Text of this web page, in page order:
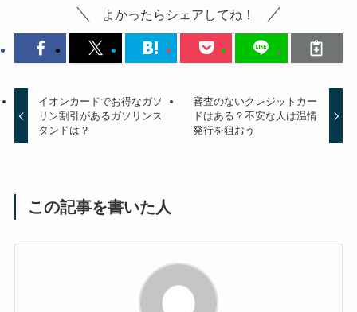
よかったらシェアしてね！
イオンカードでお得なガソ
リン割引があるガソリンス
タンドは？
審査のないクレジットカー
ドはある？不安な人は温情
発行を狙おう
この記事を書いた人